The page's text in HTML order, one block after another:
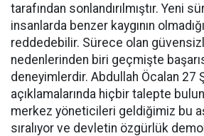
tarafından sonlandırılmıştır. Yeni
insanlarda benzer kaygının
reddedebilir. Sürece olan
nedenlerinden biri geçmişte
deneyimlerdir. Abdullah Öcalan 27
açıklamalarında hiçbir talepte
merkez yöneticileri geldiğimiz bu
sıralıyor ve devletin özgürlük